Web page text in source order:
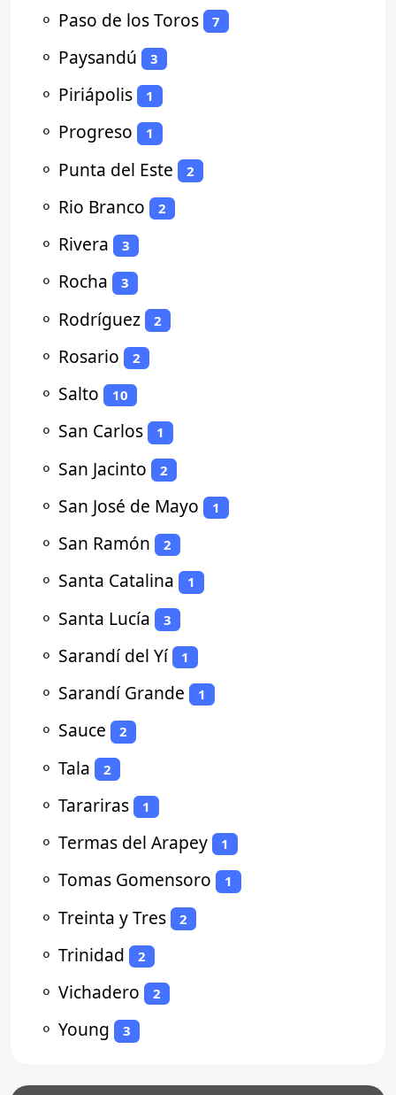
⚬ Paso de los Toros 7
⚬ Paysandú 3
⚬ Piriápolis 1
⚬ Progreso 1
⚬ Punta del Este 2
⚬ Rio Branco 2
⚬ Rivera 3
⚬ Rocha 3
⚬ Rodríguez 2
⚬ Rosario 2
⚬ Salto 10
⚬ San Carlos 1
⚬ San Jacinto 2
⚬ San José de Mayo 1
⚬ San Ramón 2
⚬ Santa Catalina 1
⚬ Santa Lucía 3
⚬ Sarandí del Yí 1
⚬ Sarandí Grande 1
⚬ Sauce 2
⚬ Tala 2
⚬ Tarariras 1
⚬ Termas del Arapey 1
⚬ Tomas Gomensoro 1
⚬ Treinta y Tres 2
⚬ Trinidad 2
⚬ Vichadero 2
⚬ Young 3